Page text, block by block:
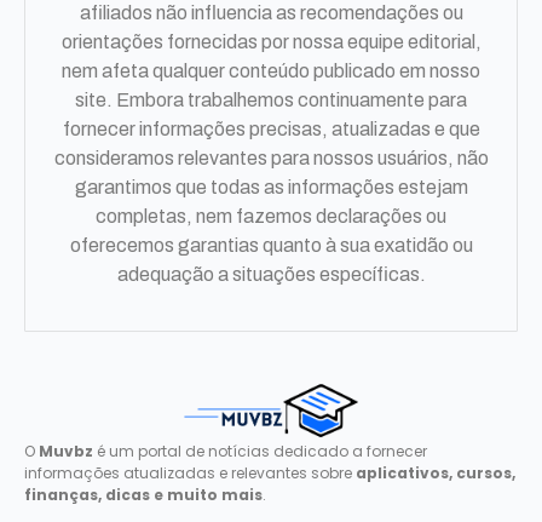
afiliados não influencia as recomendações ou
orientações fornecidas por nossa equipe editorial,
nem afeta qualquer conteúdo publicado em nosso
site. Embora trabalhemos continuamente para
fornecer informações precisas, atualizadas e que
consideramos relevantes para nossos usuários, não
garantimos que todas as informações estejam
completas, nem fazemos declarações ou
oferecemos garantias quanto à sua exatidão ou
adequação a situações específicas.
O Muvbz é um portal de notícias dedicado a fornecer
informações atualizadas e relevantes sobre aplicativos, cursos,
finanças, dicas e muito mais.